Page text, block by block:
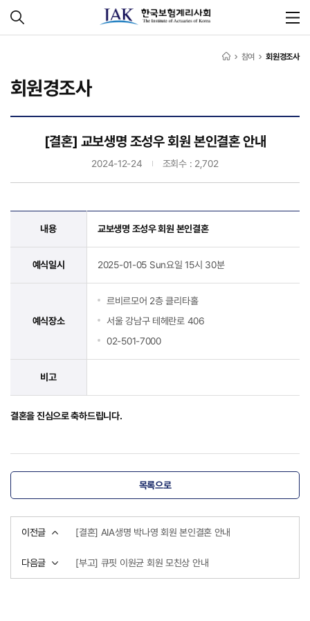
참여 회원경조사
회원경조사
[결혼] 교보생명 조성우 회원 본인결혼 안내
2024-12-24 조회수 : 2,702
내용 교보생명 조성우 회원 본인결혼
예식일시 2025-01-05 Sun요일 15시 30분
예식장소
르비르모어 2층 클리타홀
서울 강남구 테헤란로 406
02-501-7000
비고
결혼을 진심으로 축하드립니다.
목록으로
이전글 [결혼] AIA생명 박나영 회원 본인결혼 안내
다음글 [부고] 큐핏 이원균 회원 모친상 안내